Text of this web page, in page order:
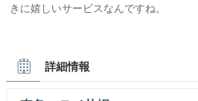
きに嬉しいサービスなんですね。
詳細情報